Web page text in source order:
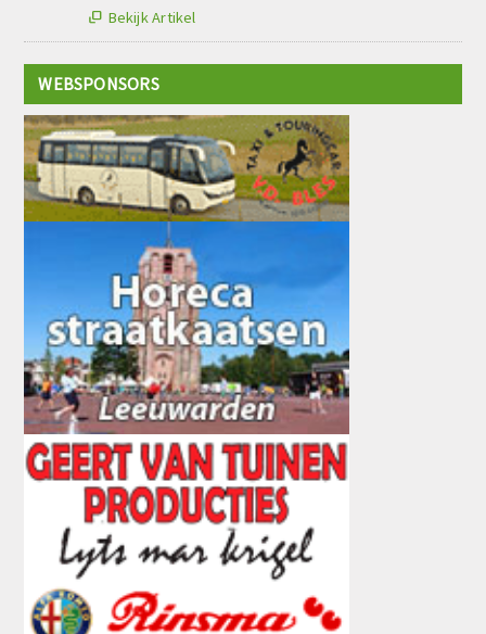
 Bekijk Artikel
WEBSPONSORS